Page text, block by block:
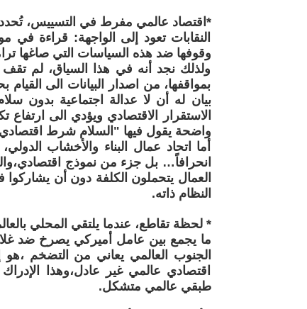
*اقتصاد عالمي مفرط في التسييس،
النقابات تعود إلى الواجهة: قراءة في
وقوفها ضد هذه السياسات التي صاغها
ولذلك نجد أنه في هذا السياق، لم تقف
بمواقفها، من اصدار البيانات الى القيام
بيان له أن لا عدالة اجتماعية بدون
الاستقرار الاقتصادي ويؤدي الى ارتفاع
واضحة يقول فيها "السلام شرط
أما اتحاد عمال البناء والأخشاب
انحرافاً… بل جزء من نموذج
العمال يتحملون الكلفة دون أن يشاركوا
النظام ذاته.
* لحظة تقاطع، عندما يلتقي المحلي
ما يجمع بين عامل أميركي يصرخ ضد
الجنوب العالمي يعاني من التضخم
اقتصادي عالمي غير عادل،وهذا
طبقي عالمي متشكل.